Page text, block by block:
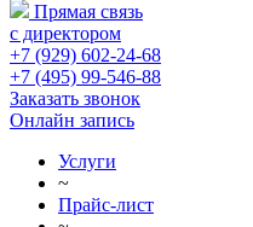
Прямая связь
с директором
+7 (929) 602-24-68
+7 (495) 99-546-88
Заказать звонок
Онлайн запись
Услуги
~
Прайс-лист